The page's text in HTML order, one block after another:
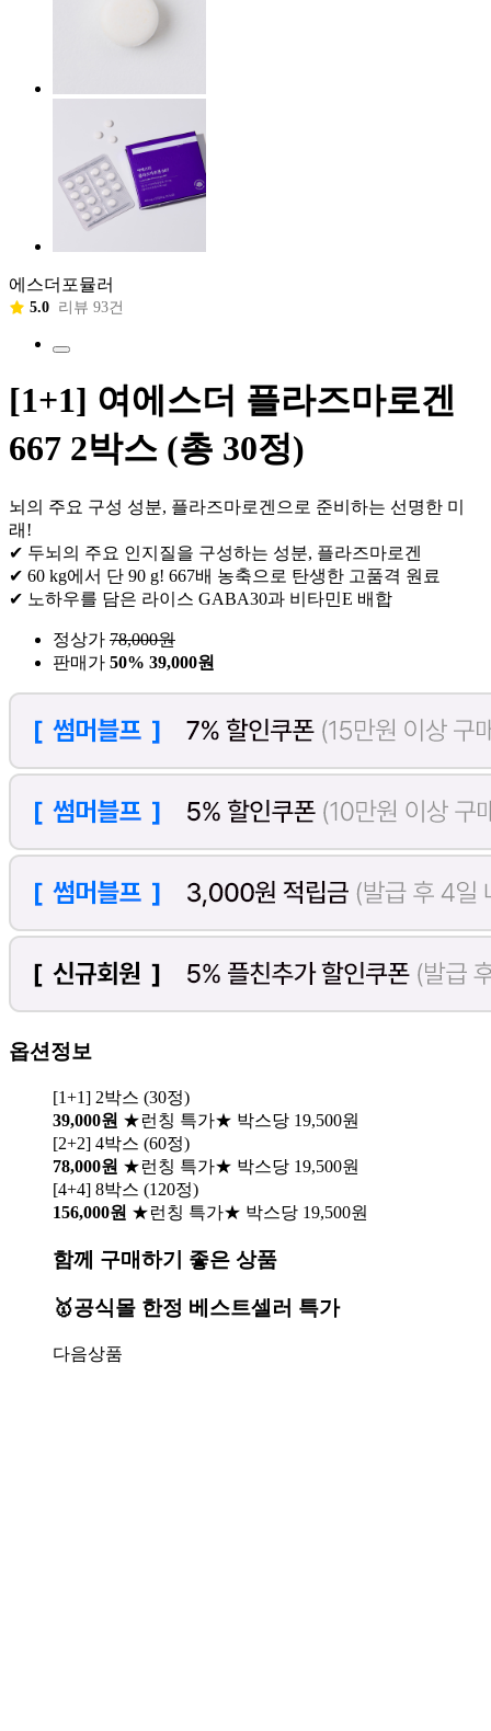
에스더포뮬러
5.0 리뷰 93건
[1+1] 여에스더 플라즈마로겐
667 2박스 (총 30정)
뇌의 주요 구성 성분, 플라즈마로겐으로 준비하는 선명한 미
래!
✔ 두뇌의 주요 인지질을 구성하는 성분, 플라즈마로겐
✔ 60 kg에서 단 90 g! 667배 농축으로 탄생한 고품격 원료
✔ 노하우를 담은 라이스 GABA30과 비타민E 배합
정상가 78,000원
판매가 50% 39,000원
옵션정보
[1+1] 2박스 (30정)
39,000원 ★런칭 특가★ 박스당 19,500원
[2+2] 4박스 (60정)
78,000원 ★런칭 특가★ 박스당 19,500원
[4+4] 8박스 (120정)
156,000원 ★런칭 특가★ 박스당 19,500원
함께 구매하기 좋은 상품
🥇공식몰 한정 베스트셀러 특가
다음상품